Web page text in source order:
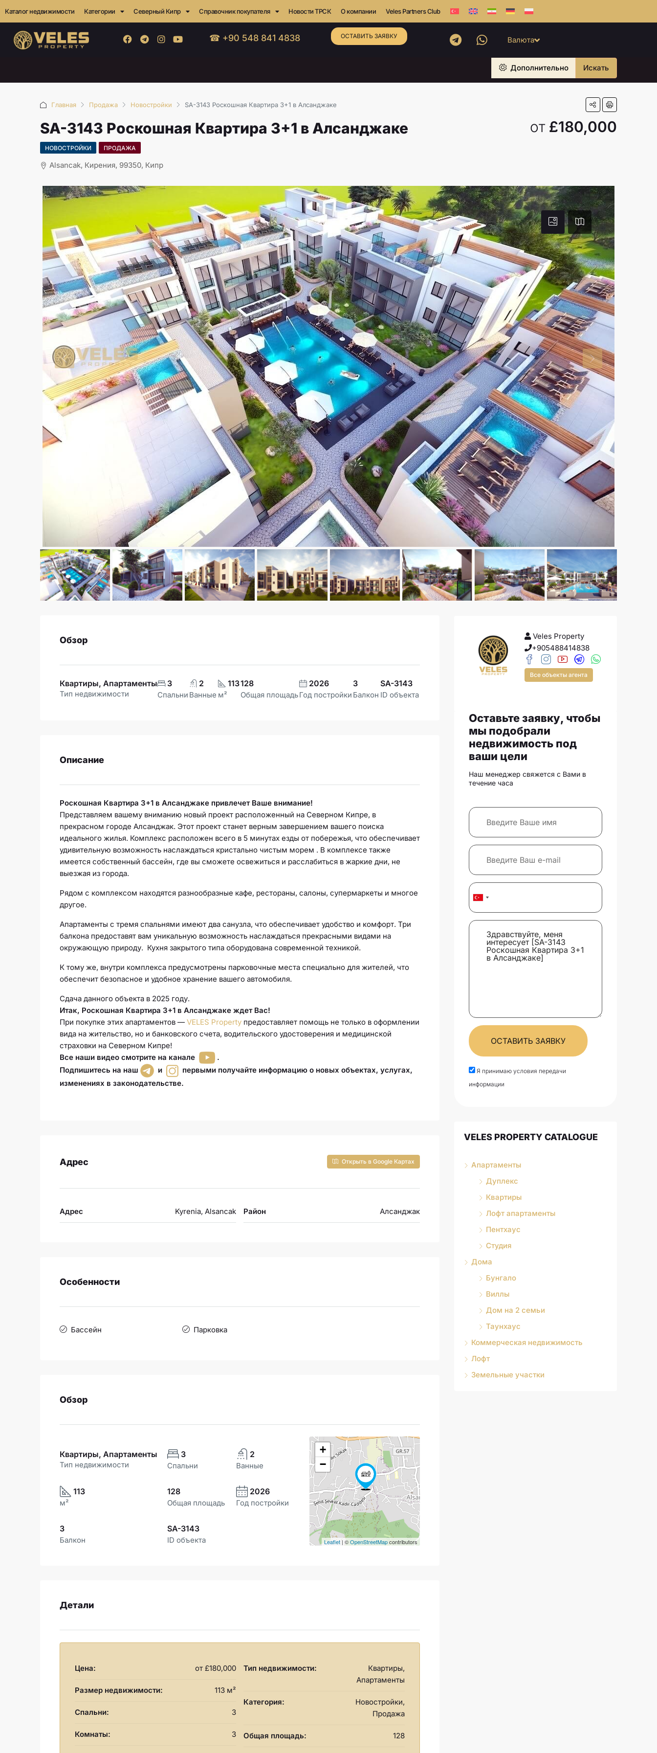
Каталог недвижимости Категории Северный Кипр Справочник покупателя Новости ТРСК О компании Veles Partners Club
☎ +90 548 841 4838 ОСТАВИТЬ ЗАЯВКУ Валюта
Дополнительно Искать
Главная Продажа Новостройки SA-3143 Роскошная Квартира 3+1 в Алсанджаке
SA-3143 Роскошная Квартира 3+1 в Алсанджаке от £180,000
НОВОСТРОЙКИ ПРОДАЖА
Alsancak, Кирения, 99350, Кипр
Обзор
Квартиры, Апартаменты
Тип недвижимости
3
Спальни
2
Ванные
113
м²
128
Общая площадь
2026
Год постройки
3
Балкон
SA-3143
ID объекта
Описание
Роскошная Квартира 3+1 в Алсанджаке привлечет Ваше внимание!
Представляем вашему вниманию новый проект расположенный на Северном Кипре, в
прекрасном городе Алсанджак. Этот проект станет верным завершением вашего поиска
идеального жилья. Комплекс расположен всего в 5 минутах езды от побережья, что обеспечивает
удивительную возможность наслаждаться кристально чистым морем . В комплексе также
имеется собственный бассейн, где вы сможете освежиться и расслабиться в жаркие дни, не
выезжая из города.
Рядом с комплексом находятся разнообразные кафе, рестораны, салоны, супермаркеты и многое
другое.
Апартаменты с тремя спальнями имеют два санузла, что обеспечивает удобство и комфорт. Три
балкона предоставят вам уникальную возможность наслаждаться прекрасными видами на
окружающую природу. Кухня закрытого типа оборудована современной техникой.
К тому же, внутри комплекса предусмотрены парковочные места специально для жителей, что
обеспечит безопасное и удобное хранение вашего автомобиля.
Сдача данного объекта в 2025 году.
Итак, Роскошная Квартира 3+1 в Алсанджаке ждет Вас!
При покупке этих апартаментов — VELES Property предоставляет помощь не только в оформлении
вида на жительство, но и банковского счета, водительского удостоверения и медицинской
страховки на Северном Кипре!
Все наши видео смотрите на канале
.
Подпишитесь на наш
и
первыми получайте информацию о новых объектах, услугах,
изменениях в законодательстве.
Адрес Открыть в Google Картах
Адрес Kyrenia, Alsancak Район Алсанджак
Особенности
Бассейн Парковка
Обзор
Квартиры, Апартаменты
Тип недвижимости
3
Спальни
2
Ванные
113
м²
128
Общая площадь
2026
Год постройки
3
Балкон
SA-3143
ID объекта
+
−
Leaflet| ©OpenStreetMapcontributors
Детали
Цена: от £180,000
Размер недвижимости: 113 м²
Спальни: 3
Комнаты: 3
Тип недвижимости:
Квартиры,
Апартаменты
Категория:
Новостройки,
Продажа
Общая площадь: 128
Veles Property
+905488414838
Все объекты агента
Оставьте заявку, чтобы
мы подобрали
недвижимость под
ваши цели
Наш менеджер свяжется с Вами в
течение часа
ОСТАВИТЬ ЗАЯВКУ
Я принимаю условия передачи
информации
VELES PROPERTY CATALOGUE
Апартаменты
Дуплекс
Квартиры
Лофт апартаменты
Пентхаус
Студия
Дома
Бунгало
Виллы
Дом на 2 семьи
Таунхаус
Коммерческая недвижимость
Лофт
Земельные участки